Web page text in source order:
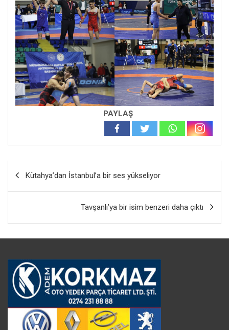
PAYLAŞ
gezinmesi
Kütahya’dan İstanbul’a bir ses yükseliyor
Tavşanlı’ya bir isim benzeri daha çıktı